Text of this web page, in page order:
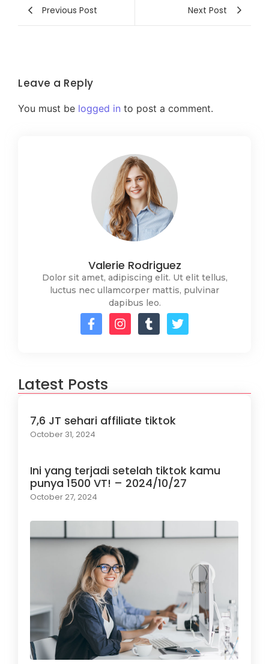
Previous Post Next Post
Leave a Reply
You must be logged in to post a comment.
Valerie Rodriguez
Dolor sit amet, adipiscing elit. Ut elit tellus,
luctus nec ullamcorper mattis, pulvinar
dapibus leo.
Latest Posts
7,6 JT sehari affiliate tiktok
October 31, 2024
Ini yang terjadi setelah tiktok kamu
punya 1500 VT! – 2024/10/27
October 27, 2024